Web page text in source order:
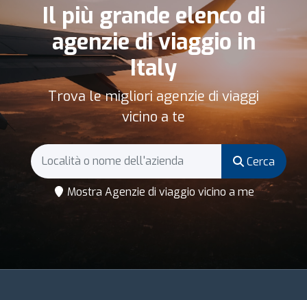
Il più grande elenco di
agenzie di viaggio in
Italy
Trova le migliori agenzie di viaggi
vicino a te
Cerca
Mostra Agenzie di viaggio vicino a me